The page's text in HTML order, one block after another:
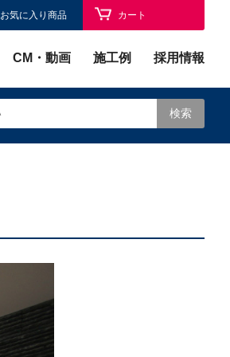
お気に入り商品 カート
CM・動画 施工例 採用情報
検索